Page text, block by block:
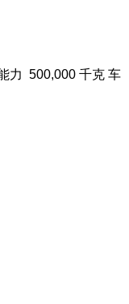
力 500,000 千克 车